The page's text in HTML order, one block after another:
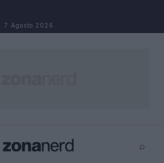
7 Agosto 2026
⌕